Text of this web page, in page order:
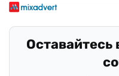
Оставайтесь